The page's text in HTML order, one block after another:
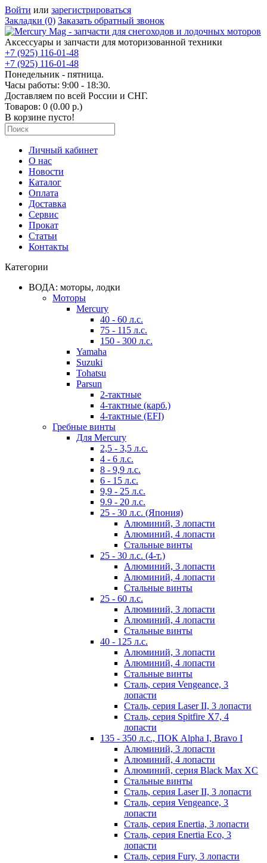
Войти или зарегистрироваться
Закладки (0) Заказать обратный звонок
Аксессуары и запчасти для моторизованной техники
+7 (925) 116-01-48
+7 (925) 116-01-48
Понедельник - пятница.
Часы работы: 9:00 - 18:30.
Доставляем по всей России и СНГ.
Товаров: 0 (0.00 р.)
В корзине пусто!
Личный кабинет
О нас
Новости
Каталог
Оплата
Доставка
Сервис
Прокат
Статьи
Контакты
Категории
ВОДА: моторы, лодки
Моторы
Mercury
40 - 60 л.с.
75 - 115 л.с.
150 - 300 л.с.
Yamaha
Suzuki
Tohatsu
Parsun
2-тактные
4-тактные (карб.)
4-тактные (EFI)
Гребные винты
Для Mercury
2,5 - 3,5 л.с.
4 - 6 л.с.
8 - 9,9 л.с.
6 - 15 л.с.
9,9 - 25 л.с.
9.9 - 20 л.с.
25 - 30 л.с. (Япония)
Алюминий, 3 лопасти
Алюминий, 4 лопасти
Стальные винты
25 - 30 л.с. (4-т.)
Алюминий, 3 лопасти
Алюминий, 4 лопасти
Стальные винты
25 - 60 л.с.
Алюминий, 3 лопасти
Алюминий, 4 лопасти
Стальные винты
40 - 125 л.с.
Алюминий, 3 лопасти
Алюминий, 4 лопасти
Стальные винты
Сталь, серия Vengeance, 3
лопасти
Сталь, серия Laser II, 3 лопасти
Сталь, серия Spitfire X7, 4
лопасти
135 - 350 л.с., ПОК Alpha I, Bravo I
Алюминий, 3 лопасти
Алюминий, 4 лопасти
Алюминий, серия Black Max XC
Стальные винты
Сталь, серия Laser II, 3 лопасти
Сталь, серия Vengeance, 3
лопасти
Сталь, серия Enertia, 3 лопасти
Сталь, серия Enertia Eco, 3
лопасти
Сталь, серия Fury, 3 лопасти